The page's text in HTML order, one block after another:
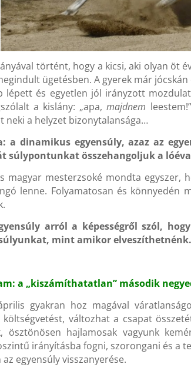
történt, hogy a kicsi, aki olyan öt
ügetésben. A gyerek már
lépett és egyetlen jól irányzott
a kislány: „apa,majdnem
neki a helyzet bizonytalansága…
a dinamikus egyensúly, azaz az
súlypontunkat összehangoljuk a
magyar mesterzsoké mondta
lenne. Folyamatosan és könnyedén
arról a képességről szól,
mint amikor elveszíthetnénk.
a „kiszámíthatatlan” második
gyakran hoz magával
változhat a csapat
ösztönösen hajlamosak vagyunk
irányításba fogni, szorongani és a
egyensúly visszanyerése.